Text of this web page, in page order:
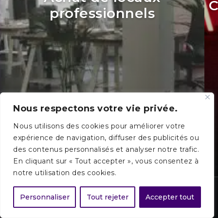
Nous respectons votre vie privée.
Nous utilisons des cookies pour améliorer votre
expérience de navigation, diffuser des publicités ou
des contenus personnalisés et analyser notre trafic.
En cliquant sur « Tout accepter », vous consentez à
notre utilisation des cookies.
Personnaliser Tout rejeter Accepter tout
professionnels
Voir +
arrow_back_ios filter_list Filtrer les projets